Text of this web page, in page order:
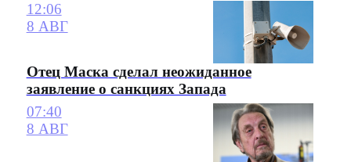
12:06
8 АВГ
Отец Маска сделал неожиданное
заявление о санкциях Запада
07:40
8 АВГ